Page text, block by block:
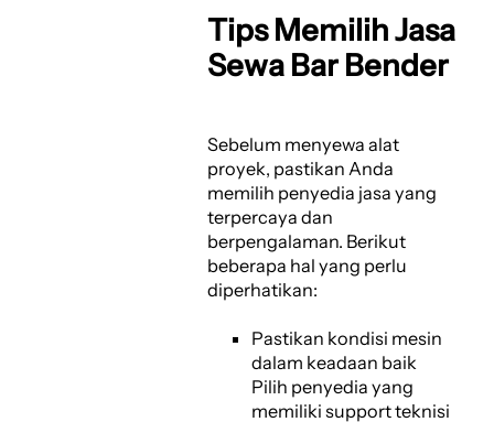
Tips Memilih Jasa
Sewa Bar Bender
Sebelum menyewa alat
proyek, pastikan Anda
memilih penyedia jasa yang
terpercaya dan
berpengalaman. Berikut
beberapa hal yang perlu
diperhatikan:
Pastikan kondisi mesin
dalam keadaan baik
Pilih penyedia yang
memiliki support teknisi